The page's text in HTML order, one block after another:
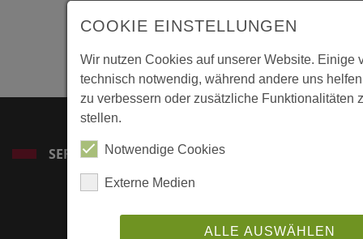
http://
SERVICE
COOKIE EINSTELLUNGEN
Wir nutzen Cookies auf unserer Website. Einige
technisch notwendig, während andere uns
zu verbessern oder zusätzliche Funktionalitäten
stellen.
Notwendige Cookies
Externe Medien
ALLE AUSWÄHLEN